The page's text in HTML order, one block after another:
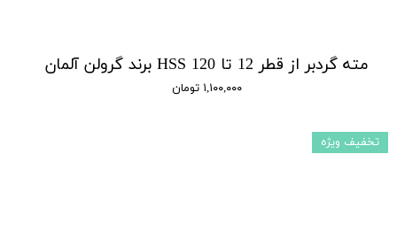
مته گردبر از قطر 12 تا 120 HSS برند گرولن آلمان
۱,۱۰۰,۰۰۰ تومان
تخفیف ویژه